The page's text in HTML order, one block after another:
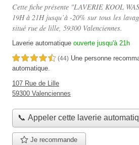
Cette fiche présente "LAVERIE KOOL
19H à 21H jusqu’à -20% sur tous les
situé rue de lille, 59300 Valenciennes.
Laverie automatique ouverte jusqu'à 21h
4,5 étoiles sur 5 (44) Une personne
automatique.
107 Rue de Lille
59300 Valenciennes
📞 Appeler cette laverie
Je recommande